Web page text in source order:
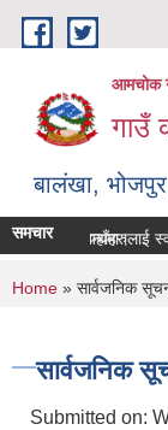
Skip to main content
आमचोक
गाउँ
बालंखा,
मा यहाँहरुलाई
समचार
पेश गर्ने सम्बन्धमा।
You are
Home » सार्वजनिक
सार्वजनिक
Submitted on: